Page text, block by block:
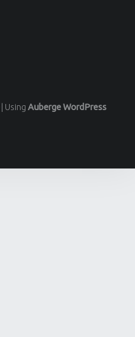
| Using AubergeWordPress